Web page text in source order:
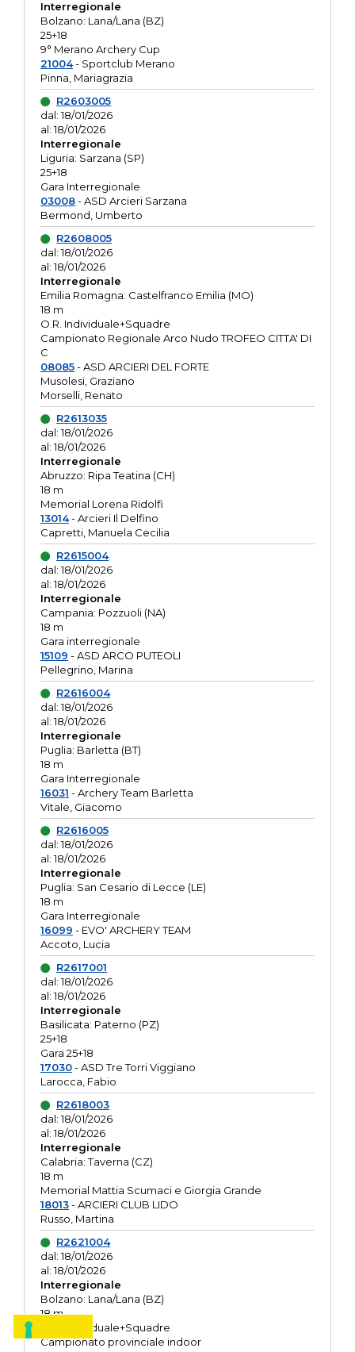
Interregionale
Bolzano: Lana/Lana (BZ)
25+18
9° Merano Archery Cup
21004- Sportclub Merano
Pinna, Mariagrazia
R2603005
dal: 18/01/2026
al: 18/01/2026
Interregionale
Liguria: Sarzana (SP)
25+18
Gara Interregionale
03008- ASD Arcieri Sarzana
Bermond, Umberto
R2608005
dal: 18/01/2026
al: 18/01/2026
Interregionale
Emilia Romagna: Castelfranco Emilia (MO)
18 m
O.R. Individuale+Squadre
Campionato Regionale Arco Nudo TROFEO CITTA' DI
C
08085- ASD ARCIERI DEL FORTE
Musolesi, Graziano
Morselli, Renato
R2613035
dal: 18/01/2026
al: 18/01/2026
Interregionale
Abruzzo: Ripa Teatina (CH)
18 m
Memorial Lorena Ridolfi
13014- Arcieri Il Delfino
Capretti, Manuela Cecilia
R2615004
dal: 18/01/2026
al: 18/01/2026
Interregionale
Campania: Pozzuoli (NA)
18 m
Gara interregionale
15109 - ASD ARCO PUTEOLI
Pellegrino, Marina
R2616004
dal: 18/01/2026
al: 18/01/2026
Interregionale
Puglia: Barletta (BT)
18 m
Gara Interregionale
16031 - Archery Team Barletta
Vitale, Giacomo
R2616005
dal: 18/01/2026
al: 18/01/2026
Interregionale
Puglia: San Cesario di Lecce (LE)
18 m
Gara Interregionale
16099 - EVO' ARCHERY TEAM
Accoto, Lucia
R2617001
dal: 18/01/2026
al: 18/01/2026
Interregionale
Basilicata: Paterno (PZ)
25+18
Gara 25+18
17030- ASD Tre Torri Viggiano
Larocca, Fabio
R2618003
dal: 18/01/2026
al: 18/01/2026
Interregionale
Calabria: Taverna (CZ)
18 m
Memorial Mattia Scumaci e Giorgia Grande
18013- ARCIERI CLUB LIDO
Russo, Martina
R2621004
dal: 18/01/2026
al: 18/01/2026
Interregionale
Bolzano: Lana/Lana (BZ)
18 m
O.R. Individuale+Squadre
Campionato provinciale indoor